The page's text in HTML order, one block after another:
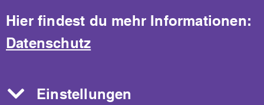
Mitmachen bei
Hier findest du mehr Informationen:
Datenschutz
Einstellungen